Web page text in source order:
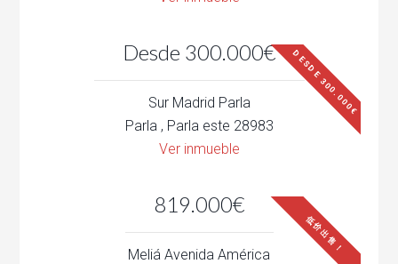
Desde 300.000€ DESDE 300.000€
Sur Madrid Parla
Parla , Parla este 28983
Ver inmueble
819.000€
低价出售！
Meliá Avenida América